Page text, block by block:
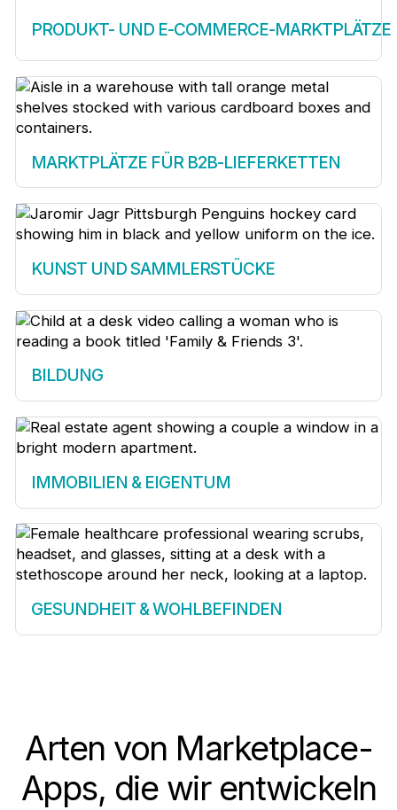
PRODUKT- UND E-COMMERCE-MARKTPLÄTZE
MARKTPLÄTZE FÜR B2B-LIEFERKETTEN
KUNST UND SAMMLERSTÜCKE
BILDUNG
IMMOBILIEN & EIGENTUM
GESUNDHEIT & WOHLBEFINDEN
Arten von Marketplace-
Apps, die wir entwickeln